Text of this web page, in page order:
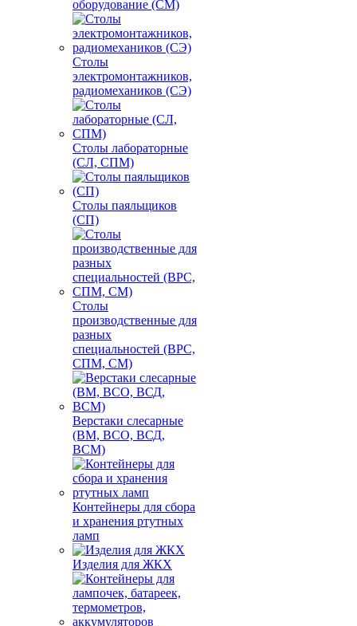
оборудование (СМ)
Столы
электромонтажников,
радиомехаников (СЭ)
Столы лабораторные
(СЛ, СПМ)
Столы паяльщиков
(СП)
Столы
производственные для
разных
специальностей (ВРС,
СПМ, СМ)
Верстаки слесарные
(ВМ, ВСО, ВСД,
ВСМ)
Контейнеры для сбора
и хранения ртутных
ламп
Изделия для ЖКХ